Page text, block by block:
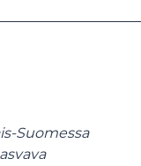
Suomessa